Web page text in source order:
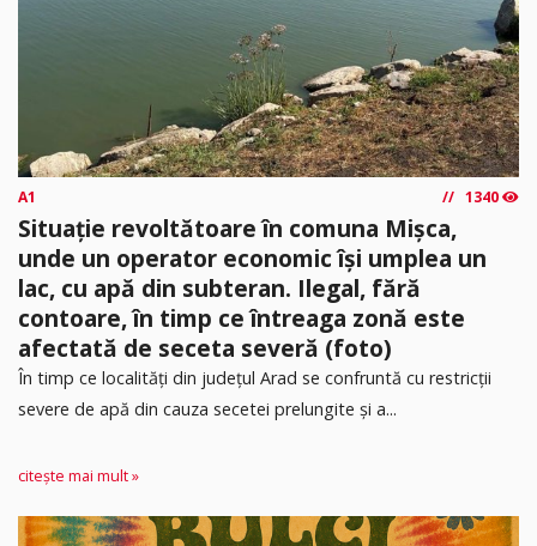
A1 1340
Situație revoltătoare în comuna Mișca,
unde un operator economic își umplea un
lac, cu apă din subteran. Ilegal, fără
contoare, în timp ce întreaga zonă este
afectată de seceta severă (foto)
În timp ce localități din județul Arad se confruntă cu restricții
severe de apă din cauza secetei prelungite și a...
citește mai mult »